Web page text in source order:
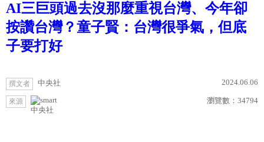
AI三巨頭過去沒那麼重視台灣、今年卻
按讚台灣？童子賢：台灣很爭氣，但底
子要打好
撰文者 中央社 2024.06.06
來源
中央社
瀏覽數： 34794